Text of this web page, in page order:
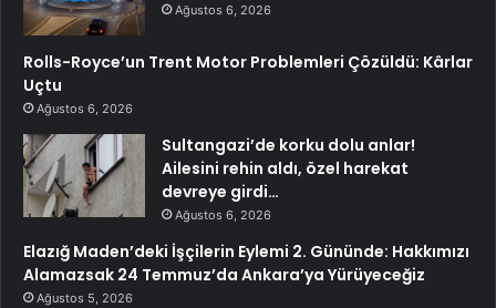
Ağustos 6, 2026
Rolls-Royce’un Trent Motor Problemleri Çözüldü: Kârlar
Uçtu
Ağustos 6, 2026
Sultangazi’de korku dolu anlar!
Ailesini rehin aldı, özel harekat
devreye girdi…
Ağustos 6, 2026
Elazığ Maden’deki İşçilerin Eylemi 2. Gününde: Hakkımızı
Alamazsak 24 Temmuz’da Ankara’ya Yürüyeceğiz
Ağustos 5, 2026